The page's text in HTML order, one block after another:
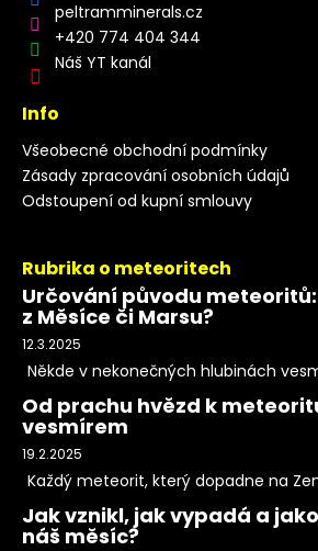
peltramminerals.cz
+420 774 404 344
Náš YT kanál
Info
Všeobecné obchodní podmínky
Zásady zpracování osobních údajů
Odstoupení od kupní smlouvy
Rubrika o meteoritech
Určování původu
z Měsíce či Marsu?
12.3.2025
Někde v nekonečných hlubinách
Od prachu hvězd k
vesmírem
19.2.2025
Každý meteorit, který dopadne na
Jak vznikl, jak vypadá a
náš měsíc?